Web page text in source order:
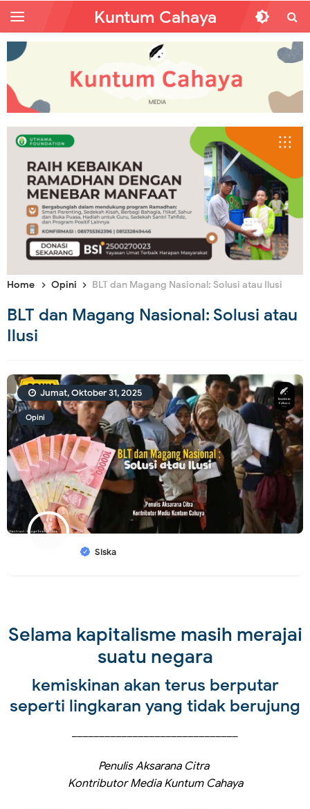
Kuntum Cahaya
Home Opini BLT dan Magang Nasional: Solusi atau Ilusi
BLT dan Magang Nasional: Solusi atau
Ilusi
Opini
Siska
Jumat, Oktober 31, 2025
Selama kapitalisme masih merajai
suatu negara
kemiskinan akan terus berputar
seperti lingkaran yang tidak berujung
Penulis Aksarana Citra
Kontributor Media Kuntum Cahaya